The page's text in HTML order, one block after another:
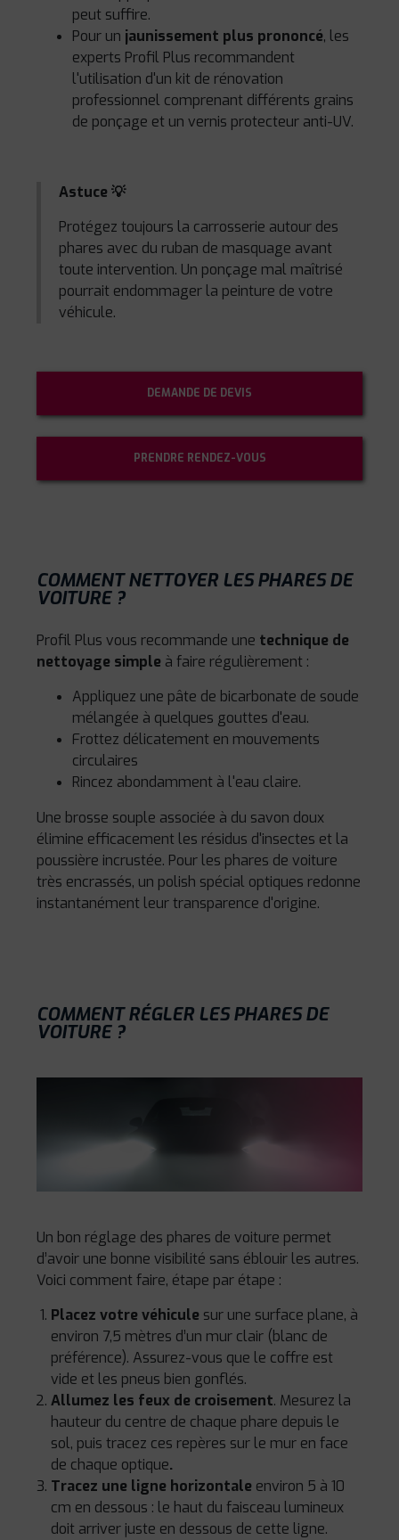
peut suffire.
Pour un jaunissement plus prononcé, les
experts Profil Plus recommandent
l'utilisation d'un kit de rénovation
professionnel comprenant différents grains
de ponçage et un vernis protecteur anti-UV.
Astuce 💡
Protégez toujours la carrosserie autour des
phares avec du ruban de masquage avant
toute intervention. Un ponçage mal maîtrisé
pourrait endommager la peinture de votre
véhicule.
DEMANDE DE DEVIS
PRENDRE RENDEZ-VOUS
COMMENT NETTOYER LES PHARES DE
VOITURE ?
Profil Plus vous recommande une technique de
nettoyage simple à faire régulièrement :
Appliquez une pâte de bicarbonate de soude
mélangée à quelques gouttes d'eau.
Frottez délicatement en mouvements
circulaires
Rincez abondamment à l'eau claire.
Une brosse souple associée à du savon doux
élimine efficacement les résidus d'insectes et la
poussière incrustée. Pour les phares de voiture
très encrassés, un polish spécial optiques redonne
instantanément leur transparence d'origine.
COMMENT RÉGLER LES PHARES DE
VOITURE ?
Un bon réglage des phares de voiture permet
d’avoir une bonne visibilité sans éblouir les autres.
Voici comment faire, étape par étape :
Placez votre véhicule sur une surface plane, à
environ 7,5 mètres d’un mur clair (blanc de
préférence). Assurez-vous que le coffre est
vide et les pneus bien gonflés.
Allumez les feux de croisement. Mesurez la
hauteur du centre de chaque phare depuis le
sol, puis tracez ces repères sur le mur en face
de chaque optique.
Tracez une ligne horizontale environ 5 à 10
cm en dessous : le haut du faisceau lumineux
doit arriver juste en dessous de cette ligne.